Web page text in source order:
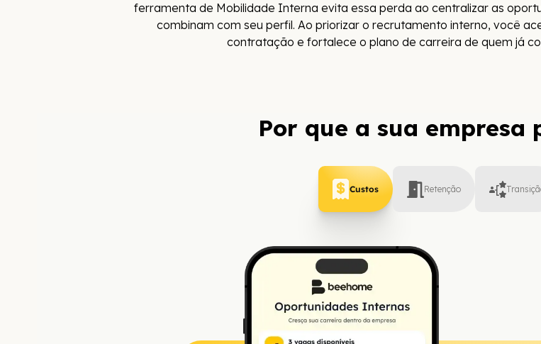
ferramenta de Mobilidade Interna evita essa perda ao centralizar as
combinam com seu perfil. Ao priorizar o recrutamento interno, você
contratação e fortalece o plano de carreira de quem já
Por que a sua empresa
Custos Retenção